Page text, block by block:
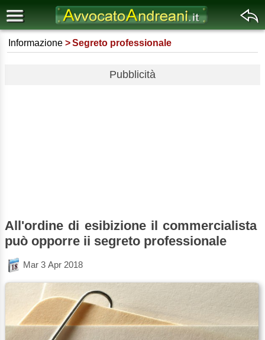
Informazione Segreto professionale
Pubblicità
All'ordine di esibizione il commercialista
può opporre ii segreto professionale
Mar 3 Apr 2018